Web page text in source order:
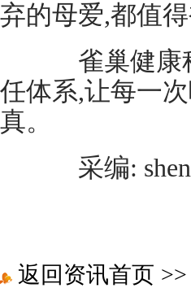
弃的母爱,都值
雀巢健康
任体系,让每一
真。
采编:
返回资讯首页 >>